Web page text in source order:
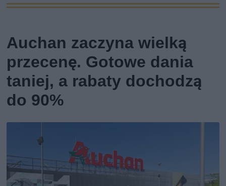
Auchan zaczyna wielką
przecenę. Gotowe dania
taniej, a rabaty dochodzą
do 90%